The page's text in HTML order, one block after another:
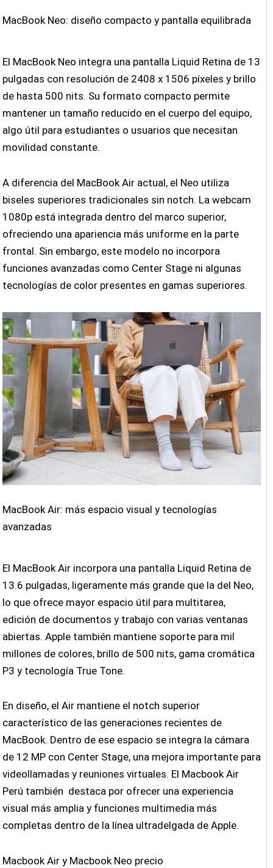
MacBook Neo: diseño compacto y pantalla equilibrada
El MacBook Neo integra una pantalla Liquid Retina de 13
pulgadas con resolución de 2408 x 1506 píxeles y brillo
de hasta 500 nits. Su formato compacto permite
mantener un tamaño reducido en el cuerpo del equipo,
algo útil para estudiantes o usuarios que necesitan
movilidad constante.
A diferencia del MacBook Air actual, el Neo utiliza
biseles superiores tradicionales sin notch. La webcam
1080p está integrada dentro del marco superior,
ofreciendo una apariencia más uniforme en la parte
frontal. Sin embargo, este modelo no incorpora
funciones avanzadas como Center Stage ni algunas
tecnologías de color presentes en gamas superiores.
MacBook Air: más espacio visual y tecnologías
avanzadas
El MacBook Air incorpora una pantalla Liquid Retina de
13.6 pulgadas, ligeramente más grande que la del Neo,
lo que ofrece mayor espacio útil para multitarea,
edición de documentos y trabajo con varias ventanas
abiertas. Apple también mantiene soporte para mil
millones de colores, brillo de 500 nits, gama cromática
P3 y tecnología True Tone.
En diseño, el Air mantiene el notch superior
característico de las generaciones recientes de
MacBook. Dentro de ese espacio se integra la cámara
de 12 MP con Center Stage, una mejora importante para
videollamadas y reuniones virtuales. El Macbook Air
Perú también destaca por ofrecer una experiencia
visual más amplia y funciones multimedia más
completas dentro de la línea ultradelgada de Apple.
Macbook Air y Macbook Neo precio